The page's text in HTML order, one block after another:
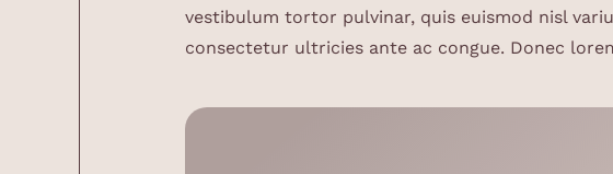
vestibulum tortor pulvinar, quis euismod nisl
consectetur ultricies ante ac congue. Donec